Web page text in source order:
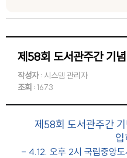
작성자: 시스템 관리자
조회 : 1673
제58회 도서관주간
입
- 4.12. 오후 2시 국립중앙